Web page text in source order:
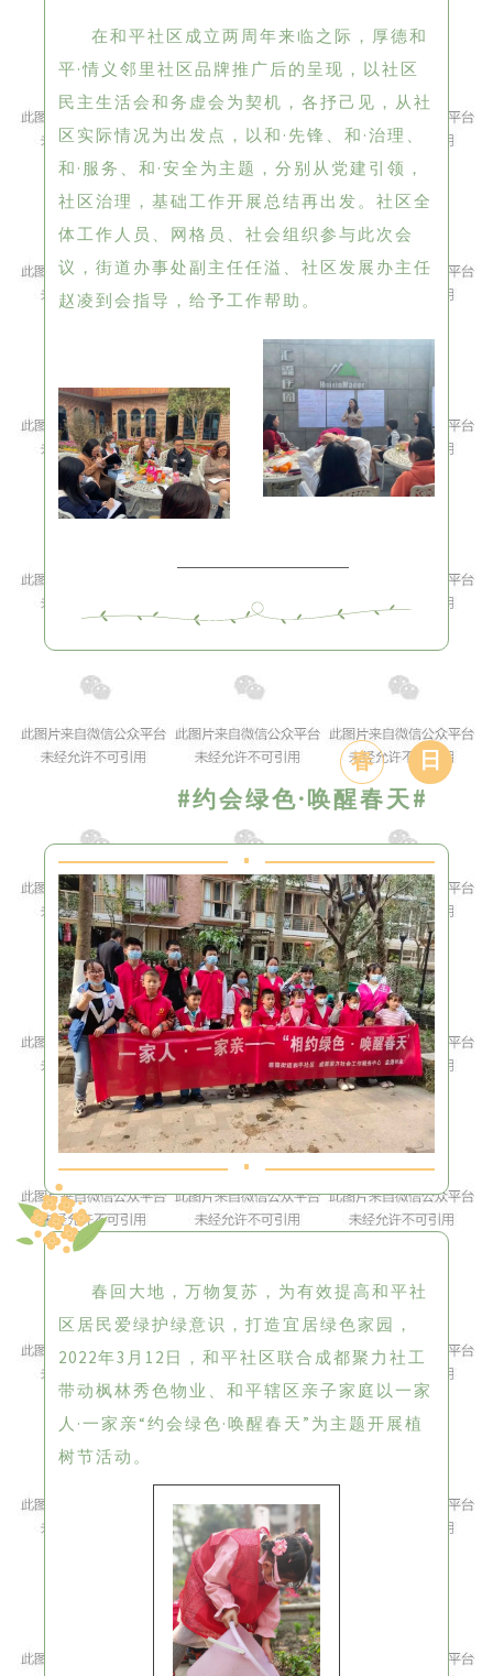
在和平社区成立两周年来临之际，厚德和
平·情义邻里社区品牌推广后的呈现，以社区
民主生活会和务虚会为契机，各抒己见，从社
区实际情况为出发点，以和·先锋、和·治理、
和·服务、和·安全为主题，分别从党建引领，
社区治理，基础工作开展总结再出发。社区全
体工作人员、网格员、社会组织参与此次会
议，街道办事处副主任任溢、社区发展办主任
赵凌到会指导，给予工作帮助。
春 日
#约会绿色·唤醒春天#
春回大地，万物复苏，为有效提高和平社
区居民爱绿护绿意识，打造宜居绿色家园，
2022年3月12日，和平社区联合成都聚力社工
带动枫林秀色物业、和平辖区亲子家庭以一家
人·一家亲“约会绿色·唤醒春天”为主题开展植
树节活动。